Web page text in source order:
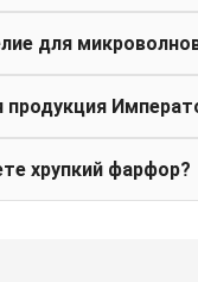
для
продукция
хрупкий фарфор?